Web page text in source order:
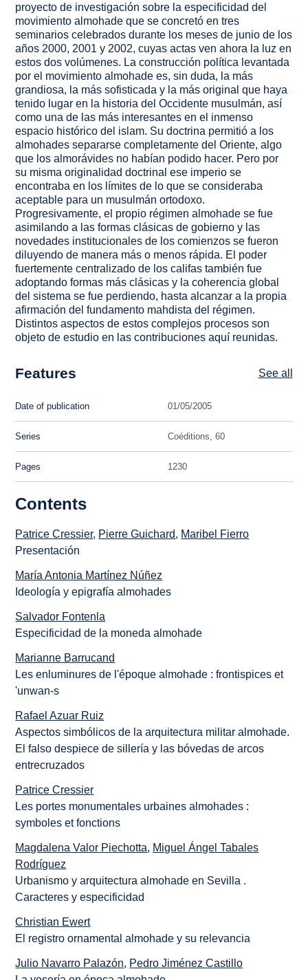
proyecto de investigación sobre la especificidad del
movimiento almohade que se concretó en tres
seminarios celebrados durante los meses de junio de los
años 2000, 2001 y 2002, cuyas actas ven ahora la luz en
estos dos volúmenes. La construcción política levantada
por el movimiento almohade es, sin duda, la más
grandiosa, la más sofisticada y la más original que haya
tenido lugar en la historia del Occidente musulmán, así
como una de las más interesantes en el inmenso
espacio histórico del islam. Su doctrina permitió a los
almohades separarse completamente del Oriente, algo
que los almorávides no habían podido hacer. Pero por
su misma originalidad doctrinal ese imperio se
encontraba en los límites de lo que se consideraba
aceptable para un musulmán ortodoxo.
Progresivamente, el propio régimen almohade se fue
asimilando a las formas clásicas de gobierno y las
novedades institucionales de los comienzos se fueron
diluyendo de manera más o menos rápida. El poder
fuertemente centralizado de los califas también fue
adoptando formas más clásicas y la coherencia global
del sistema se fue perdiendo, hasta alcanzar a la propia
afirmación del fundamento mahdista del régimen.
Distintos aspectos de estos complejos procesos son
objeto de estudio en las contribuciones aquí reunidas.
Features See all
Date of publication 01/05/2005
Series Coéditions, 60
Pages 1230
Contents
Patrice Cressier, Pierre Guichard, Maribel Fierro
Presentación
María Antonia Martínez Núñez
Ideología y epigrafía almohades
Salvador Fontenla
Especificidad de la moneda almohade
Marianne Barrucand
Les enluminures de l'époque almohade : frontispices et
'unwan-s
Rafael Azuar Ruiz
Aspectos simbólicos de la arquitectura militar almohade.
El falso despiece de sillería y las bóvedas de arcos
entrecruzados
Patrice Cressier
Les portes monumentales urbaines almohades :
symboles et fonctions
Magdalena Valor Piechotta, Miguel Ángel Tabales
Rodríguez
Urbanismo y arquitectura almohade en Sevilla .
Caracteres y especificidad
Christian Ewert
El registro ornamental almohade y su relevancia
Julio Navarro Palazón, Pedro Jiménez Castillo